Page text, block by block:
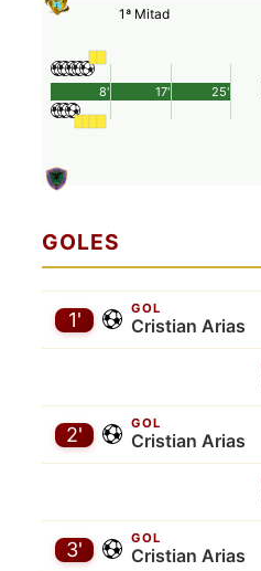
1ª Mitad
25'
8' 17'
GOLES
GOL
Cristian Arias
1'
GOL
Cristian Arias
2'
GOL
Cristian Arias
3'